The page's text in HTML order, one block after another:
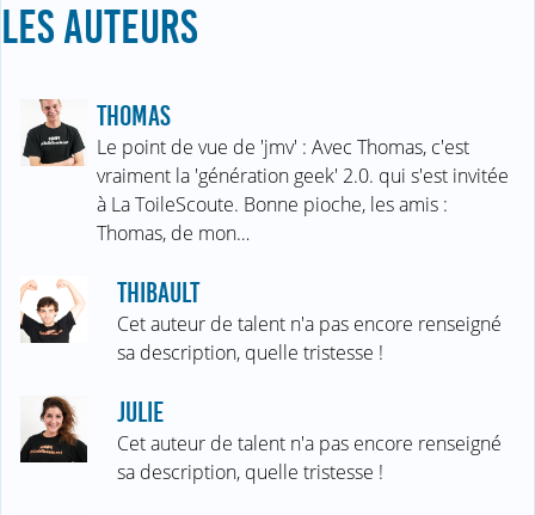
LES AUTEURS
THOMAS
Le point de vue de 'jmv' : Avec Thomas, c'est
vraiment la 'génération geek' 2.0. qui s'est invitée
à La ToileScoute. Bonne pioche, les amis :
Thomas, de mon…
THIBAULT
Cet auteur de talent n'a pas encore renseigné
sa description, quelle tristesse !
JULIE
Cet auteur de talent n'a pas encore renseigné
sa description, quelle tristesse !